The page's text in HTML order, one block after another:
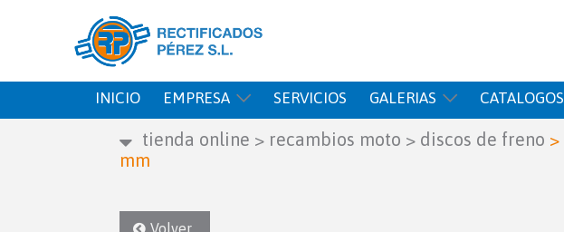
INICIO EMPRESA SERVICIOS GALERIAS CATALOGOS
tienda online > recambios moto > discos de freno >
mm
Volver